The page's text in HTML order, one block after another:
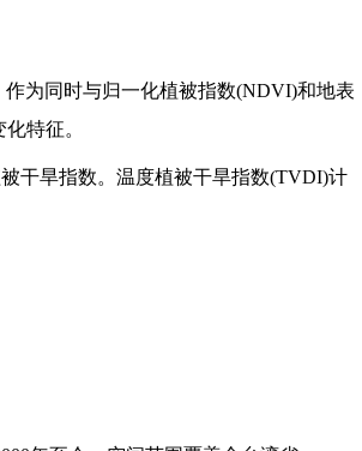
作为同时与归一化植被指数(NDVI)和地表
特征。
干旱指数。温度植被干旱指数(TVDI)计